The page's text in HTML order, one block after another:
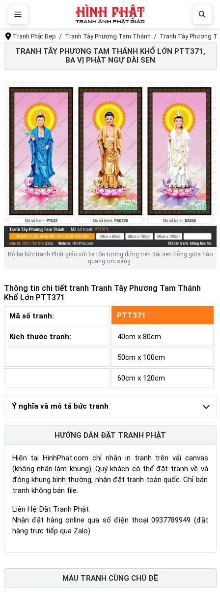
Tranh Phật Đẹp Tranh Tây Phương Tam Thánh Tranh Tây Phương
TRANH TÂY PHƯƠNG TAM THÁNH KHỔ LỚN PTT371,
BA VỊ PHẬT NGỰ ĐÀI SEN
Bộ ba bức tranh Phật giáo với ba tôn tượng đứng trên đài sen hồng giữa hào
quang rực sáng.
Thông tin chi tiết tranh Tranh Tây Phương Tam Thánh
Khổ Lớn PTT371
Mã số tranh: PTT371
Kích thước tranh: 40cm x 80cm
50cm x 100cm
60cm x 120cm
Ý nghĩa và mô tả bức tranh
HƯỚNG DẪN ĐẶT TRANH PHẬT
Hiện tại HinhPhat.com chỉ nhận in tranh trên vải canvas
(không nhận làm khung). Quý khách có thể đặt tranh về và
đóng khung bình thường, nhận đặt tranh toàn quốc. Chỉ bán
tranh không bán file.
Liên Hệ Đặt Tranh Phật
Nhận đặt hàng online qua số điện thoại 0937789949 (đặt
hàng trực tiếp qua Zalo)
MẪU TRANH CÙNG CHỦ ĐỀ